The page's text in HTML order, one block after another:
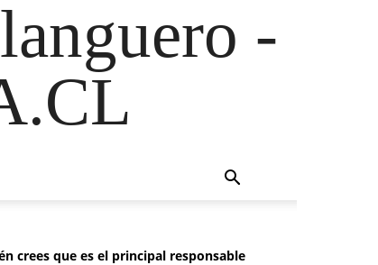
-
crees que es el principal responsable